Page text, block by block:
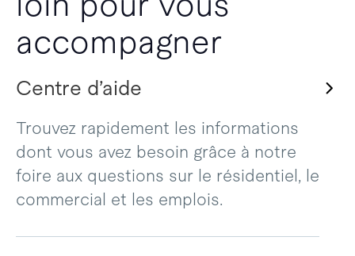
accompagner
Centre d’aide
Trouvez rapidement les informations
dont vous avez besoin grâce à notre
foire aux questions sur le résidentiel, le
commercial et les emplois.